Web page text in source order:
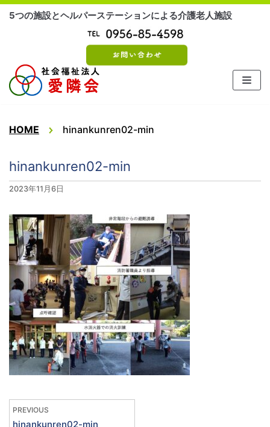
コ
ツ
に
ス
ッ
5つの施設とヘルパーステーションによる介護老人施設
HOME hinankunren02-min
hinankunren02-min
2023年11月6日
PREVIOUS
hinankunren02-min